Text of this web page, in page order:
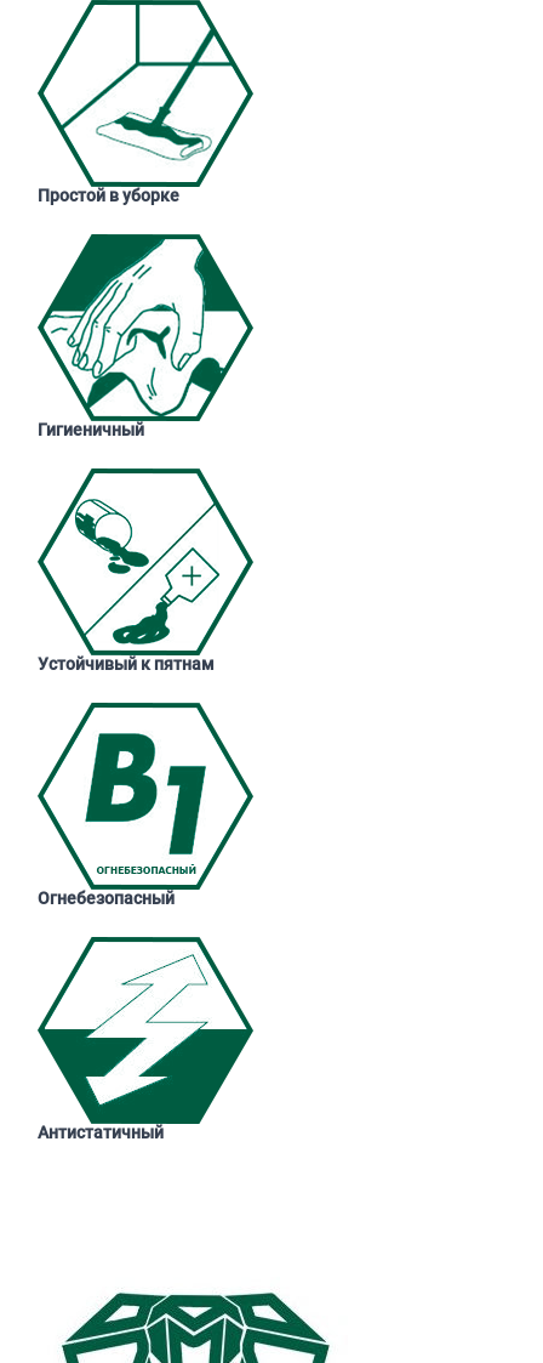
Простой в уборке
Гигиеничный
Устойчивый к пятнам
Огнебезопасный
Антистатичный